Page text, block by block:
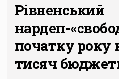
Рівненський
нардеп-
початку року
тисяч